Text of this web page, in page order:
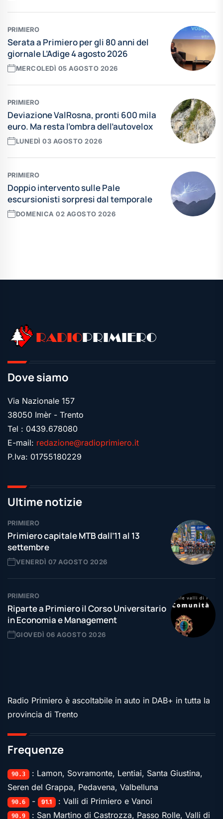
PRIMIERO
Serata a Primiero per gli 80 anni del
giornale L’Adige 4 agosto 2026
MERCOLEDÌ 05 AGOSTO 2026
PRIMIERO
Deviazione ValRosna, pronti 600 mila
euro. Ma resta l’ombra dell’autovelox
LUNEDÌ 03 AGOSTO 2026
PRIMIERO
Doppio intervento sulle Pale
escursionisti sorpresi dal temporale
DOMENICA 02 AGOSTO 2026
RADIOPRIMIERO
Dove siamo
Via Nazionale 157
38050 Imèr - Trento
Tel : 0439.678080
E-mail: redazione@radioprimiero.it
P.Iva: 01755180229
Ultime notizie
PRIMIERO
Primiero capitale MTB dall’11 al 13
settembre
VENERDÌ 07 AGOSTO 2026
PRIMIERO
Riparte a Primiero il Corso Universitario
in Economia e Management
GIOVEDÌ 06 AGOSTO 2026
Radio Primiero è ascoltabile in auto in DAB+ in tutta la
provincia di Trento
Frequenze
90.3 : Lamon, Sovramonte, Lentiai, Santa Giustina,
Seren del Grappa, Pedavena, Valbelluna
90.6 - 91.1 : Valli di Primiero e Vanoi
90.9 : San Martino di Castrozza, Passo Rolle, Valli di